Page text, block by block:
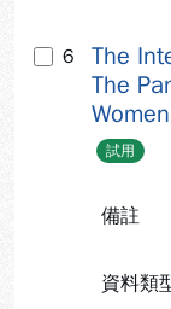
6
The
The
試用
備註
資料類